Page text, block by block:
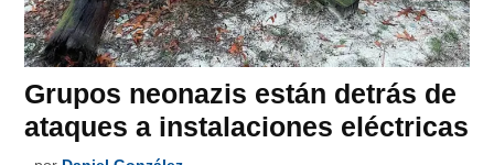
Grupos neonazis están detrás de
ataques a instalaciones eléctricas